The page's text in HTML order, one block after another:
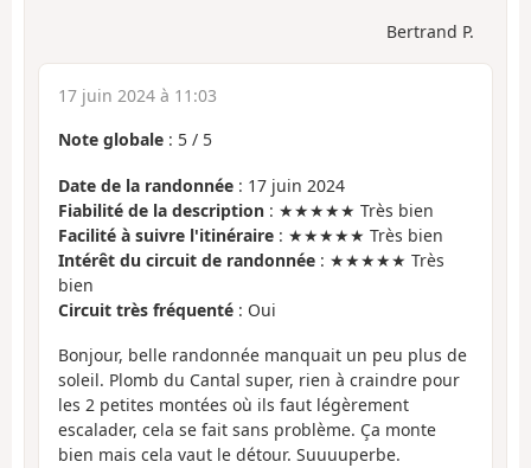
Bertrand P.
17 juin 2024 à 11:03
Note globale : 5 / 5
Date de la randonnée : 17 juin 2024
Fiabilité de la description : ★★★★★ Très bien
Facilité à suivre l'itinéraire : ★★★★★ Très bien
Intérêt du circuit de randonnée : ★★★★★ Très
bien
Circuit très fréquenté : Oui
Bonjour, belle randonnée manquait un peu plus de
soleil. Plomb du Cantal super, rien à craindre pour
les 2 petites montées où ils faut légèrement
escalader, cela se fait sans problème. Ça monte
bien mais cela vaut le détour. Suuuuperbe.